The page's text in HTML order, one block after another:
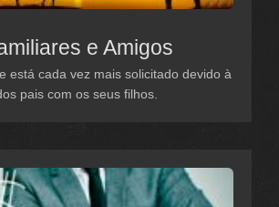
e Amigos
está cada vez mais solicitado devido à
pais com os seus filhos.